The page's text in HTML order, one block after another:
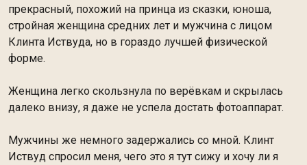
прекрасный, похожий на принца из сказки, юноша,
стройная женщина средних лет и мужчина с лицом
Клинта Иствуда, но в гораздо лучшей физической
форме.
Женщина легко скользнула по верёвкам и скрылась
далеко внизу, я даже не успела достать фотоаппарат.
Мужчины же немного задержались со мной. Клинт
Иствуд спросил меня, чего это я тут сижу и хочу ли я